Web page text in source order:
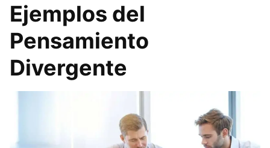
Ejemplos del
Pensamiento
Divergente